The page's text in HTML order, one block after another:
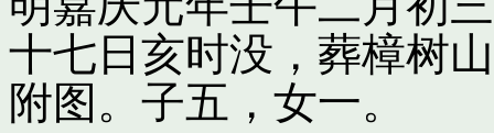
十七日亥时没，葬樟树
附图。子五，女一。